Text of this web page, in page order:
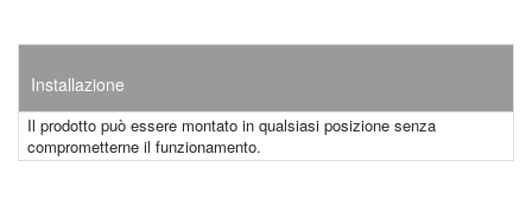
Installazione
Il prodotto può essere montato in qualsiasi posizione senza
comprometterne il funzionamento.